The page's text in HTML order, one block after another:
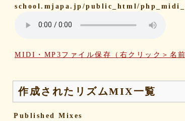
school.mjapa.jp/public_html/
MIDI・MP3ファイル保存（右クリック＞名
作成されたリズムMIX一覧
Published Mixes